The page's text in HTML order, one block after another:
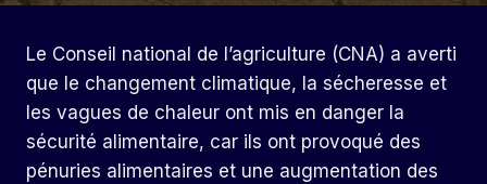
Le Conseil national de l’agriculture (CNA) a averti
que le changement climatique, la sécheresse et
les vagues de chaleur ont mis en danger la
sécurité alimentaire, car ils ont provoqué des
pénuries alimentaires et une augmentation des